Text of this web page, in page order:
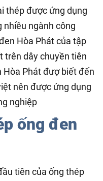
thép được ứng dụng
nhiều ngành công
Hòa Phát của tập
trên dây chuyền tiên
Hòa Phát đượ biết đến
nên được ứng dụng
nghiệp
ống đen
tiên của ống thép